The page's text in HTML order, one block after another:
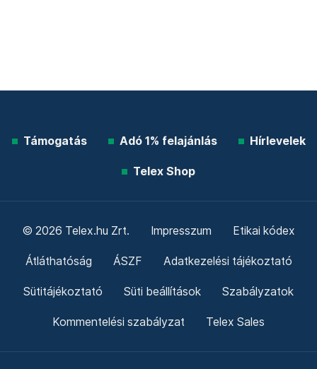
Támogatás Adó 1% felajánlás Hírlevelek
Telex Shop
© 2026 Telex.hu Zrt. Impresszum Etikai kódex
Átláthatóság ÁSZF Adatkezelési tájékoztató
Sütitájékoztató Süti beállítások Szabályzatok
Kommentelési szabályzat Telex Sales